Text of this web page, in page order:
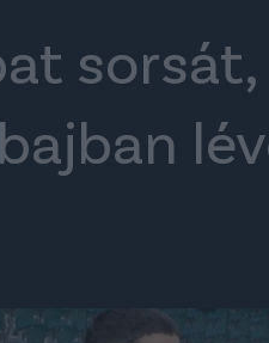
sorsát,